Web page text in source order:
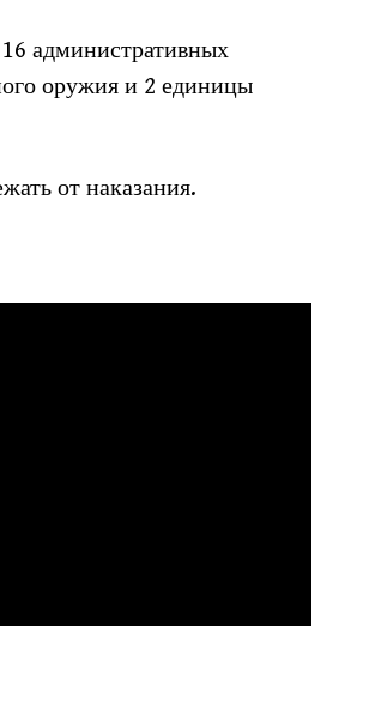
административных
оружия и 2 единицы
от наказания.